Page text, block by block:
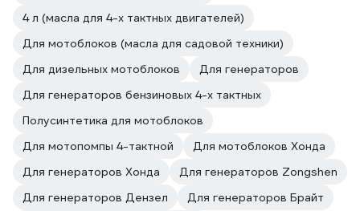
4 л (масла для 4-х тактных двигателей)
Для мотоблоков (масла для садовой техники)
Для дизельных мотоблоков
Для генераторов
Для генераторов бензиновых 4-х тактных
Полусинтетика для мотоблоков
Для мотопомпы 4-тактной
Для мотоблоков Хонда
Для генераторов Хонда
Для генераторов Zongshen
Для генераторов Дензел
Для генераторов Брайт